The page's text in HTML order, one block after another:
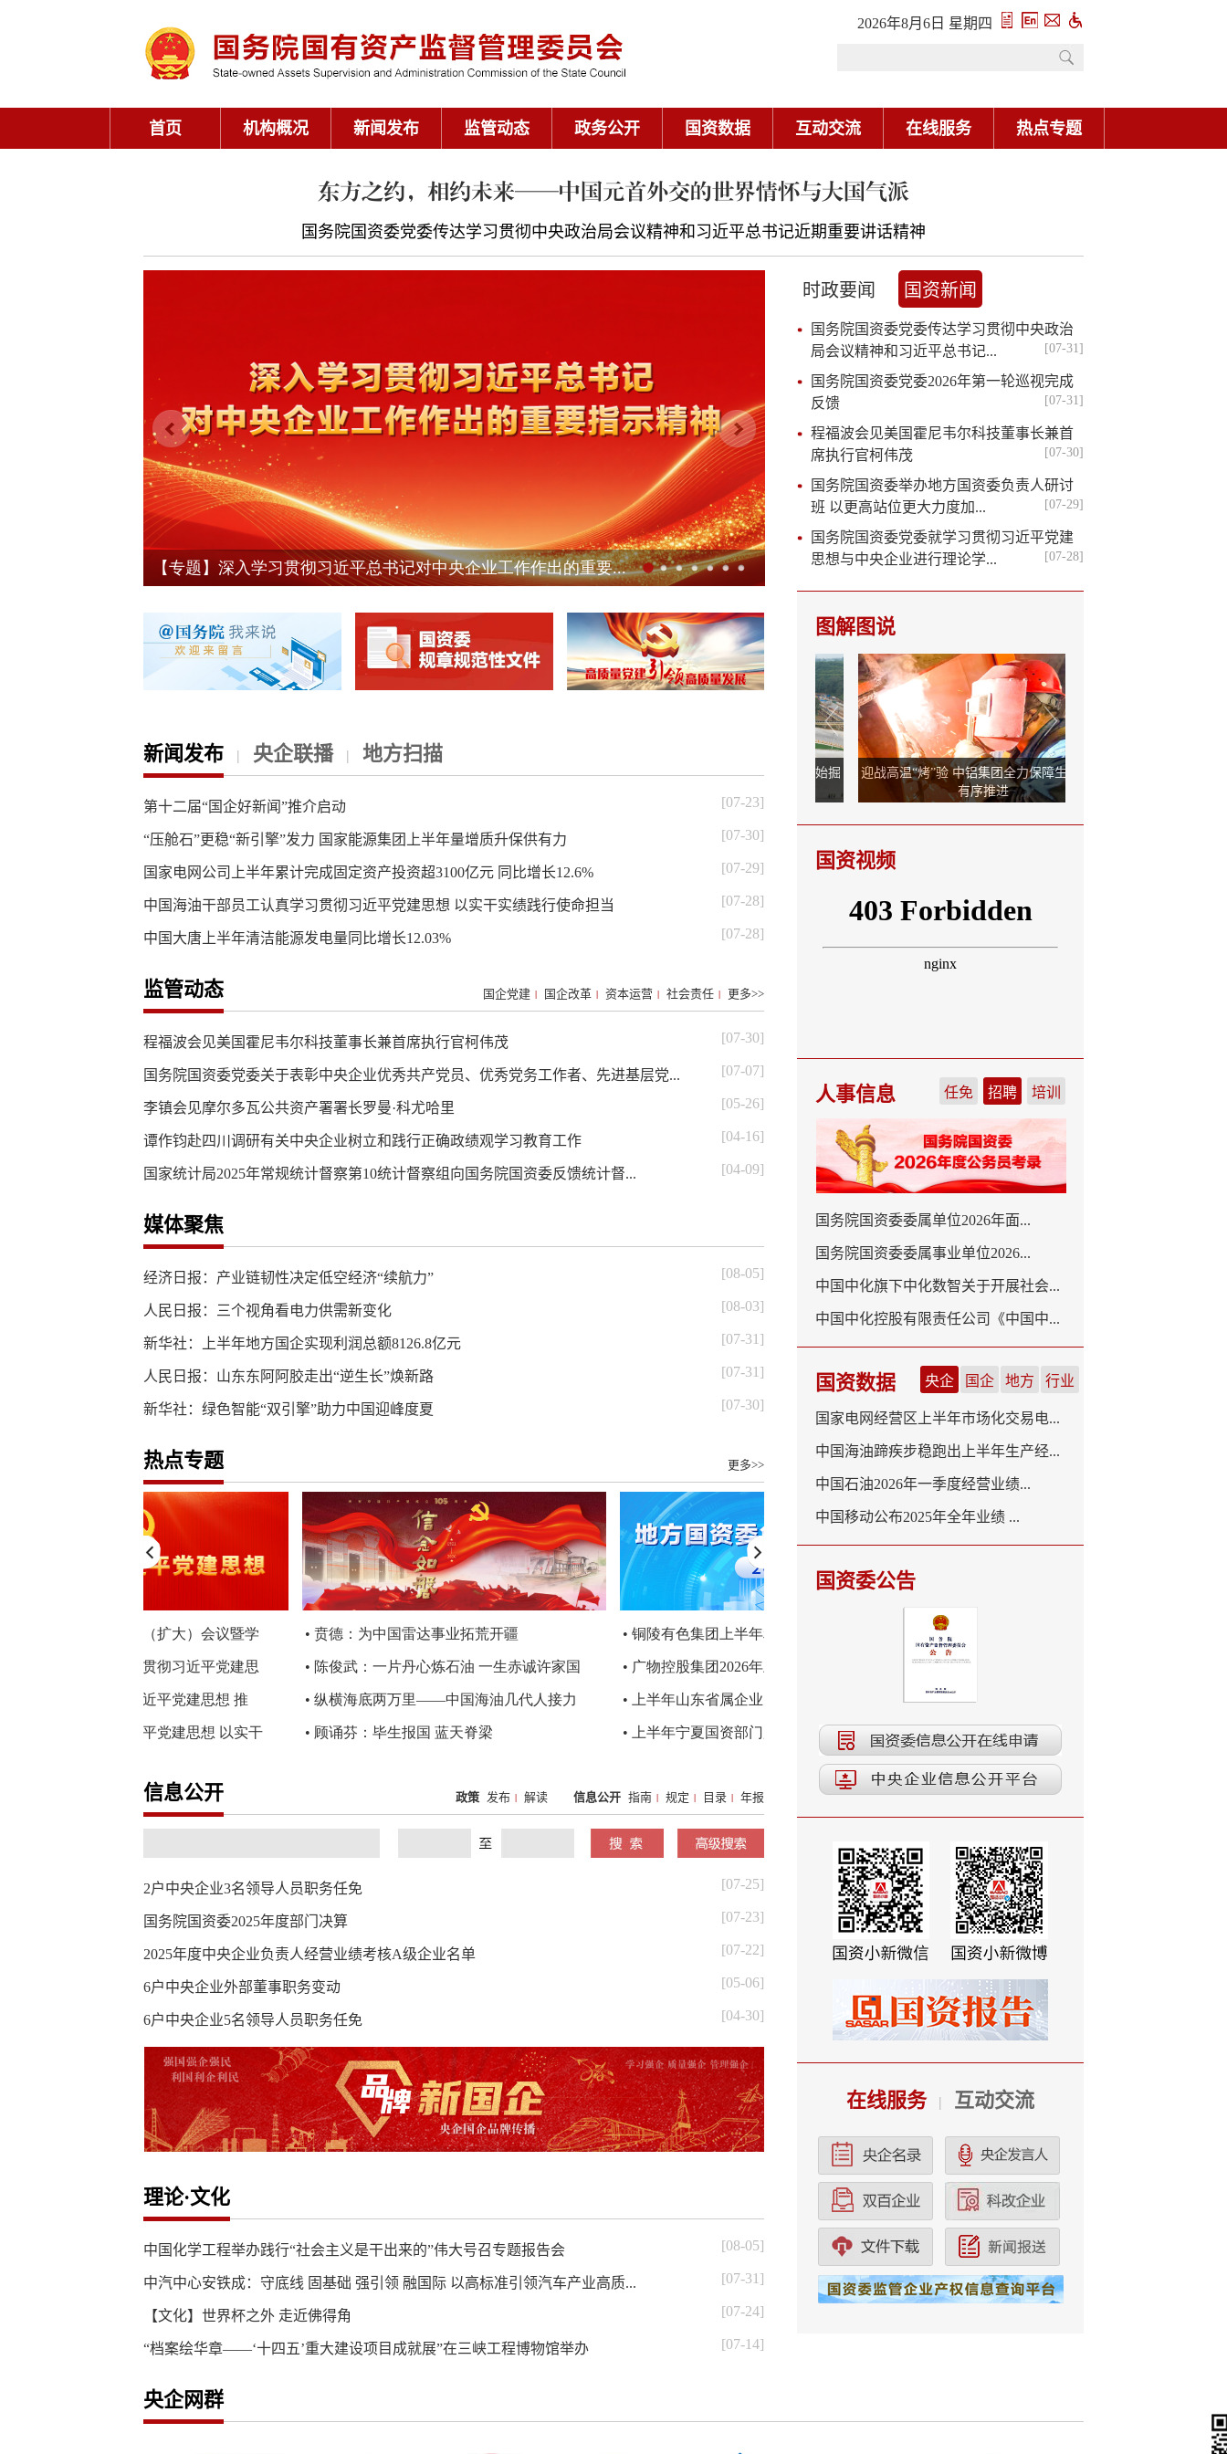
2026年8月6日 星期四
首页 机构概况 新闻发布 监管动态 政务公开 国资数据 互动交流 在线服务 热点专题
东方之约，相约未来——中国元首外交的世界情怀与大国气派
国务院国资委党委传达学习贯彻中央政治局会议精神和习近平总书记近期重要讲话精神
新闻发布 | 央企联播 | 地方扫描
第十二届“国企好新闻”推介启动 [07-23]
“压舱石”更稳“新引擎”发力 国家能源集团上半年量增质升保供有力 [07-30]
国家电网公司上半年累计完成固定资产投资超3100亿元 同比增长12.6% [07-29]
中国海油干部员工认真学习贯彻习近平党建思想 以实干实绩践行使命担当 [07-28]
中国大唐上半年清洁能源发电量同比增长12.03% [07-28]
国企党建 | 国企改革 | 资本运营 | 社会责任 | 更多>>
监管动态
程福波会见美国霍尼韦尔科技董事长兼首席执行官柯伟茂 [07-30]
国务院国资委党委关于表彰中央企业优秀共产党员、优秀党务工作者、先进基层党... [07-07]
李镇会见摩尔多瓦公共资产署署长罗曼·科尤哈里 [05-26]
谭作钧赴四川调研有关中央企业树立和践行正确政绩观学习教育工作 [04-16]
国家统计局2025年常规统计督察第10统计督察组向国务院国资委反馈统计督... [04-09]
媒体聚焦
经济日报：产业链韧性决定低空经济“续航力” [08-05]
人民日报：三个视角看电力供需新变化 [08-03]
新华社：上半年地方国企实现利润总额8126.8亿元 [07-31]
人民日报：山东东阿阿胶走出“逆生长”焕新路 [07-31]
新华社：绿色智能“双引擎”助力中国迎峰度夏 [07-30]
更多>>
热点专题
政策 发布 | 解读 信息公开 指南 | 规定 | 目录 | 年报
信息公开
2户中央企业3名领导人员职务任免 [07-25]
国务院国资委2025年度部门决算 [07-23]
2025年度中央企业负责人经营业绩考核A级企业名单 [07-22]
6户中央企业外部董事职务变动 [05-06]
6户中央企业5名领导人员职务任免 [04-30]
理论·文化
中国化学工程举办践行“社会主义是干出来的”伟大号召专题报告会 [08-05]
中汽中心安铁成：守底线 固基础 强引领 融国际 以高标准引领汽车产业高质... [07-31]
【文化】世界杯之外 走近佛得角 [07-24]
“档案绘华章——‘十四五’重大建设项目成就展”在三峡工程博物馆举办 [07-14]
时政要闻 国资新闻
国务院国资委党委传达学习贯彻中央政治
局会议精神和习近平总书记...
[07-31]
国务院国资委党委2026年第一轮巡视完成
反馈
[07-31]
程福波会见美国霍尼韦尔科技董事长兼首
席执行官柯伟茂
[07-30]
国务院国资委举办地方国资委负责人研讨
班 以更高站位更大力度加...
[07-29]
国务院国资委党委就学习贯彻习近平党建
思想与中央企业进行理论学...
[07-28]
图解图说
国资视频
人事信息 任免 招聘 培训
国务院国资委委属单位2026年面...
国务院国资委委属事业单位2026...
中国中化旗下中化数智关于开展社会...
中国中化控股有限责任公司《中国中...
国资数据 央企 国企 地方 行业
国家电网经营区上半年市场化交易电...
中国海油蹄疾步稳跑出上半年生产经...
中国石油2026年一季度经营业绩...
中国移动公布2025年全年业绩 ...
国资委公告
在线服务 | 互动交流
央企网群